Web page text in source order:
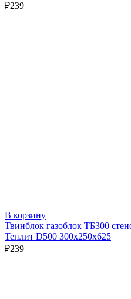
₽239
В корзину
Твинблок газоблок ТБ300
Теплит D500 300х250х625
₽239